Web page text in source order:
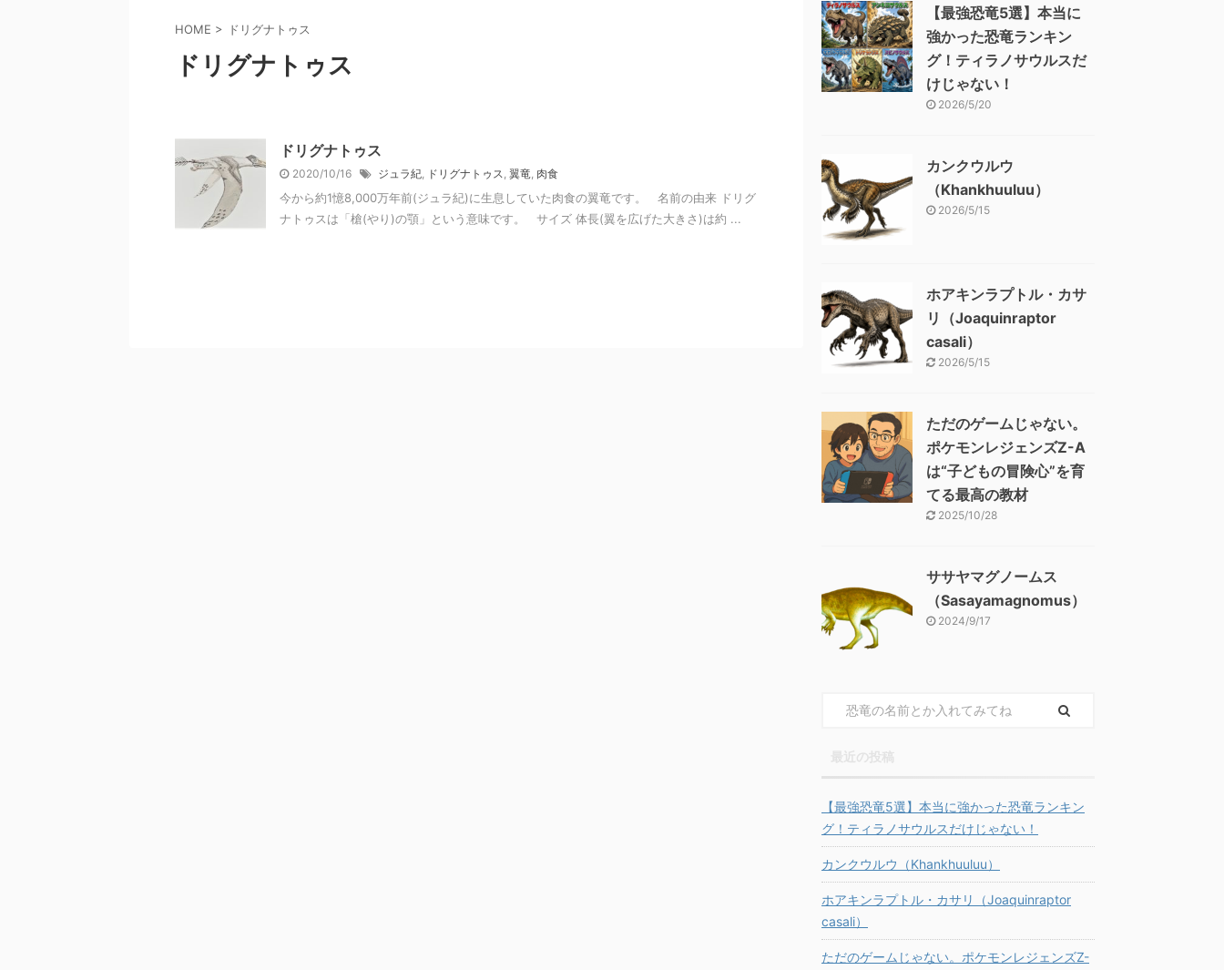
HOME > ドリグナトゥス
ドリグナトゥス
ドリグナトゥス
2020/10/16 ジュラ紀, ドリグナトゥス, 翼竜, 肉食
今から約1憶8,000万年前(ジュラ紀)に生息していた肉食の翼竜です。 名前の由来 ドリグ
ナトゥスは「槍(やり)の顎」という意味です。 サイズ 体長(翼を広げた大きさ)は約 ...
【最強恐竜5選】本当に
強かった恐竜ランキン
グ！ティラノサウルスだ
けじゃない！
2026/5/20
カンクウルウ
（Khankhuuluu）
2026/5/15
ホアキンラプトル・カサ
リ（Joaquinraptor
casali）
2026/5/15
ただのゲームじゃない。
ポケモンレジェンズZ-A
は“子どもの冒険心”を育
てる最高の教材
2025/10/28
ササヤマグノームス
（Sasayamagnomus）
2024/9/17
【最強恐竜5選】本当に強かった恐竜ランキン
グ！ティラノサウルスだけじゃない！
カンクウルウ（Khankhuuluu）
ホアキンラプトル・カサリ（Joaquinraptor
casali）
ただのゲームじゃない。ポケモンレジェンズZ-